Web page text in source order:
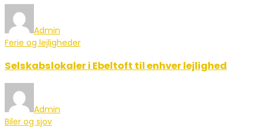
Admin
Ferie og lejligheder
Selskabslokaler i Ebeltoft til enhver lejlighed
Admin
Biler og sjov